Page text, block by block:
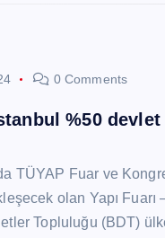
0 Comments
%50
TÜYAP Fuar ve
olan Yapı Fuarı
Topluluğu (BDT)